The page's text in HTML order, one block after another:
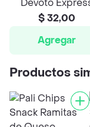
Devoto
$ 32,00
Agregar
Productos